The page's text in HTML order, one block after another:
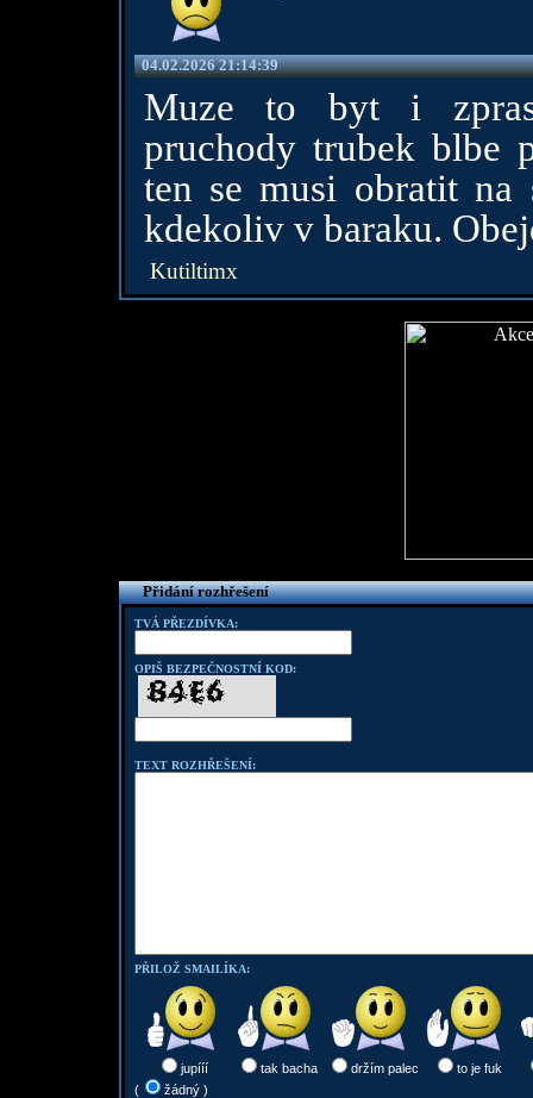
04.02.2026 21:14:39
Muze to byt i
pruchody trubek blbe
ten se musi obratit na
kdekoliv v baraku.
Kutiltimx
Přidání rozhřešení
TVÁ PŘEZDÍVKA:
OPIŠ BEZPEČNOSTNÍ KOD:
TEXT ROZHŘEŠENÍ:
PŘILOŽ SMAILÍKA:
jupííí tak bacha držím palec
to je fuk
(
žádný )